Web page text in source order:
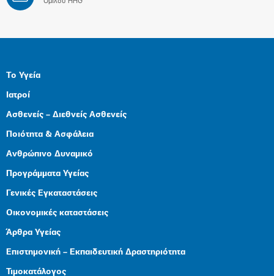
Το Υγεία
Ιατροί
Ασθενείς – Διεθνείς Ασθενείς
Ποιότητα & Ασφάλεια
Ανθρώπινο Δυναμικό
Προγράμματα Υγείας
Γενικές Εγκαταστάσεις
Οικονομικές καταστάσεις
Άρθρα Υγείας
Επιστημονική – Εκπαιδευτική Δραστηριότητα
Τιμοκατάλογος